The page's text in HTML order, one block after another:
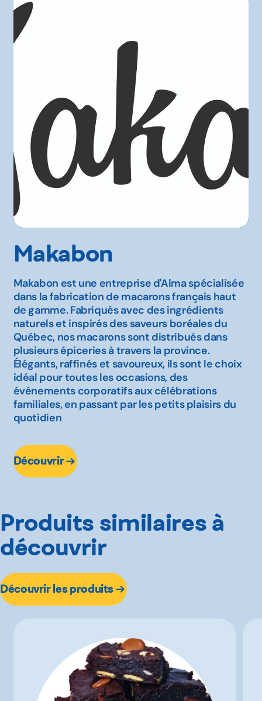
Makabon
Makabon est une entreprise d'Alma spécialisée
dans la fabrication de macarons français haut
de gamme. Fabriqués avec des ingrédients
naturels et inspirés des saveurs boréales du
Québec, nos macarons sont distribués dans
plusieurs épiceries à travers la province.
Élégants, raffinés et savoureux, ils sont le choix
idéal pour toutes les occasions, des
événements corporatifs aux célébrations
familiales, en passant par les petits plaisirs du
quotidien
Découvrir
Produits similaires à
découvrir
Découvrir les produits